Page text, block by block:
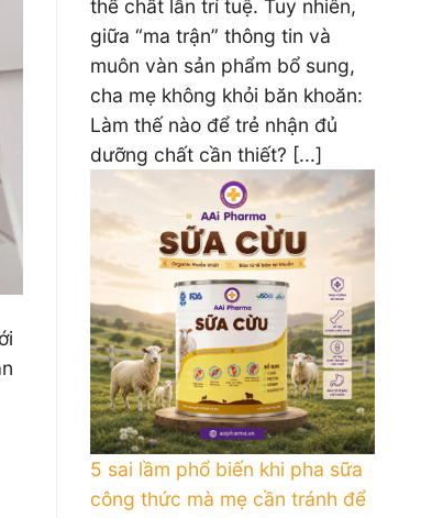
thể chất lẫn trí tuệ. Tuy nhiên,
giữa “ma trận” thông tin và
muôn vàn sản phẩm bổ sung,
cha mẹ không khỏi băn khoăn:
Làm thế nào để trẻ nhận đủ
dưỡng chất cần thiết? [...]
5 sai lầm phổ biến khi pha sữa
công thức mà mẹ cần tránh để